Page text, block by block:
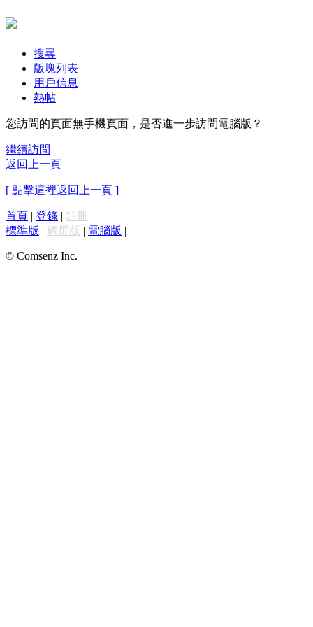
搜尋
版塊列表
用戶信息
熱帖
您訪問的頁面無手機頁面，是否進一步訪問電腦版？
繼續訪問
返回上一頁
[ 點擊這裡返回上一頁 ]
首頁 | 登錄 | 註冊
標準版 | 觸屏版 | 電腦版 |
© Comsenz Inc.